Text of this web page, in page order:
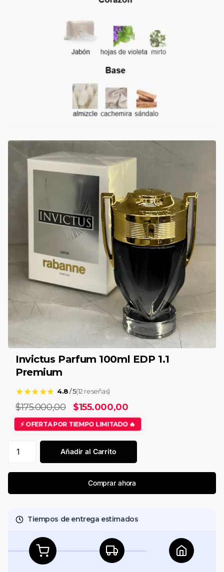
Invictus Parfum 100ml EDP 1.1
Premium
★
★★
★★
★★
★★
★ 4.8/ 5(12 reseñas)
$175.000,00 $155.000,00
⚡ OFERTA POR TIEMPO LIMITADO 🔥
Añadir al Carrito
Comprar ahora
Tiempos de entrega estimados